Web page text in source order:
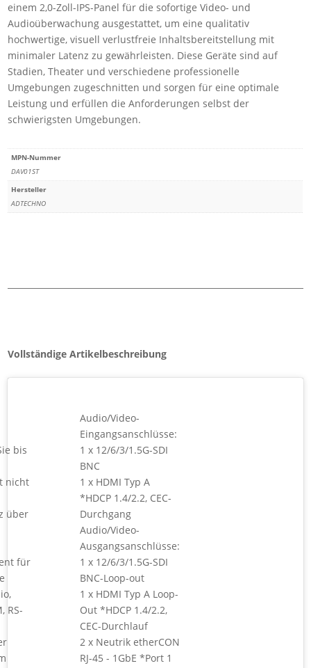
einem 2,0-Zoll-IPS-Panel für die sofortige Video- und
Audioüberwachung ausgestattet, um eine qualitativ
hochwertige, visuell verlustfreie Inhaltsbereitstellung mit
minimaler Latenz zu gewährleisten. Diese Geräte sind auf
Stadien, Theater und verschiedene professionelle
Umgebungen zugeschnitten und sorgen für eine optimale
Leistung und erfüllen die Anforderungen selbst der
schwierigsten Umgebungen.
MPN-Nummer
DAV01ST
Hersteller
ADTECHNO
Vollständige Artikelbeschreibung
bis
nicht
über
für
RS-
Audio/Video-
Eingangsanschlüsse:
1 x 12/6/3/1.5G-SDI
BNC
1 x HDMI Typ A
*HDCP 1.4/2.2, CEC-
Durchgang
Audio/Video-
Ausgangsanschlüsse:
1 x 12/6/3/1.5G-SDI
BNC-Loop-out
1 x HDMI Typ A Loop-
Out *HDCP 1.4/2.2,
CEC-Durchlauf
2 x Neutrik etherCON
RJ-45 - 1GbE *Port 1